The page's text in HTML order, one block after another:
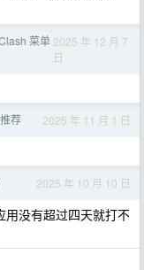
菜单 2025 年 12 月 7
日
荐 2025 年 11 月 1 日
2025 年 10 月 10 日
用没有超过四天就打不